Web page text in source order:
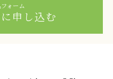
ォーム
申し込む